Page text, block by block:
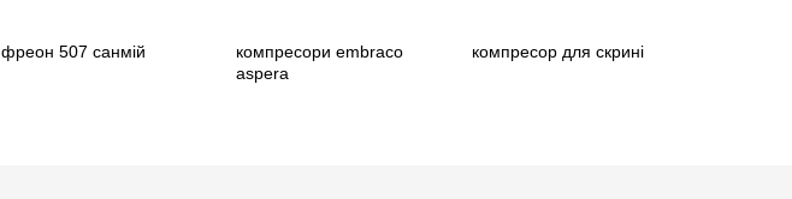
фреон 507 санмій
компресори embraco
aspera
компресор для скрині